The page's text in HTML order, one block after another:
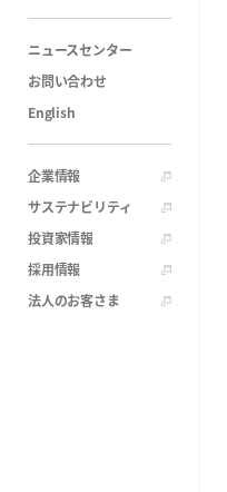
ニュースセンター
お問い合わせ
English
企業情報
サステナビリティ
投資家情報
採用情報
法人のお客さま